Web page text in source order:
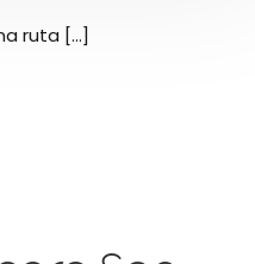
ruta [...]